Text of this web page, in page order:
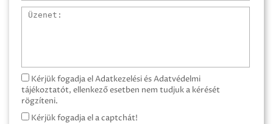
Üzenet
Kérjük fogadja el Adatkezelési és Adatvédelmi
tájékoztatót, ellenkező esetben nem tudjuk a kérését
rögzíteni.
Kérjük fogadja el a captchát!